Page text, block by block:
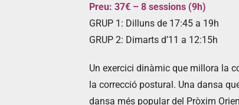
Preu: 37€ – 8 sessions (9h)
GRUP 1: Dilluns de 17:45 a 19h
GRUP 2: Dimarts d’11 a 12:15h
Un exercici dinàmic que millora la
la correcció postural. Una dansa
dansa més popular del Pròxim